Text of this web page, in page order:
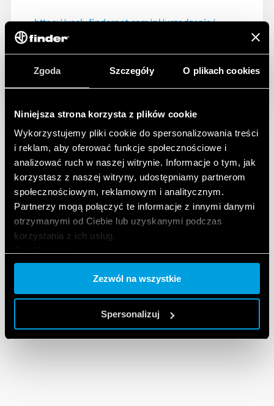
Zgoda Szczegóły O plikach cookies
Niniejsza strona korzysta z plików cookie
Wykorzystujemy pliki cookie do spersonalizowania treści
i reklam, aby oferować funkcje społecznościowe i
analizować ruch w naszej witrynie. Informacje o tym, jak
korzystasz z naszej witryny, udostępniamy partnerom
społecznościowym, reklamowym i analitycznym.
Partnerzy mogą połączyć te informacje z innymi danymi
otrzymanymi od Ciebie lub uzyskanymi podczas
korzystania z ich usług.
Zezwól na wszystkie
Spersonalizuj
https://yesly.findernet.com/pl/urzadzenia/